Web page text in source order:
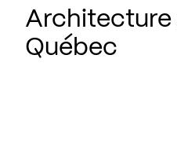
Architecture
Québec